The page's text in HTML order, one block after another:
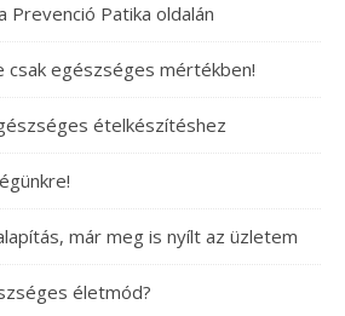
Prevenció Patika oldalán
csak egészséges mértékben!
ételkészítéshez
már meg is nyílt az üzletem
életmód?